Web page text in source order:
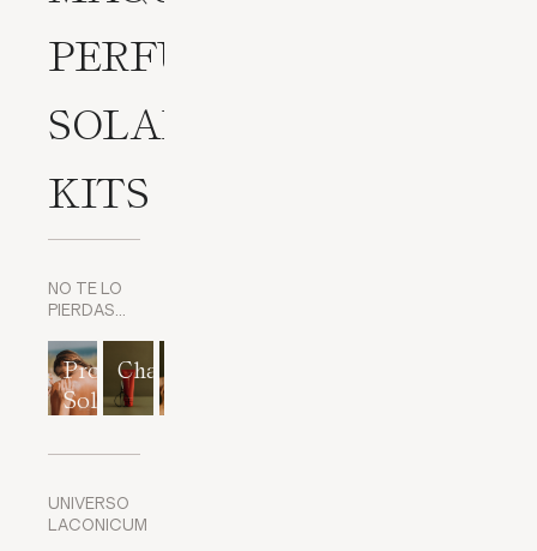
PERFUMES
SOLARES
KITS
NO TE LO
PIERDAS…
Protección
Solar
Champús
UNIVERSO
LACONICUM